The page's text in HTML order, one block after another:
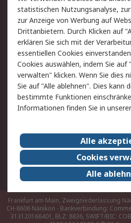
Hilfe
Rechtliches
AGB
Cookie-Richtlinie
Copyright/Impressum
Über RS
Karriere bei RS
Qualität/Umwelt/Zertifikate
Event-Center
Frankfurt am Main, Zweigniederlassung
CH-8606 Nänikon - Bankverbindung:
313120166401, BLZ: 8836, SWIFT/BIC:
statistischen Nutzungsanalyse,
zur Anzeige von Werbung auf
Drittanbietern. Durch Klicken auf
erklären Sie sich mit der
essentiellen Cookies
Cookies auswählen, indem Sie auf
verwalten" klicken. Wenn Sie dies
Sie auf "Alle ablehnen". Dies kann
bestimmte Funktionen
Informationen finden Sie in
Alle
Cookies
Alle